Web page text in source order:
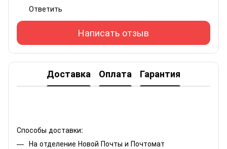
Ответить
Написать отзыв
Доставка Оплата Гарантия
Способы доставки:
На отделение Новой Почты и Почтомат